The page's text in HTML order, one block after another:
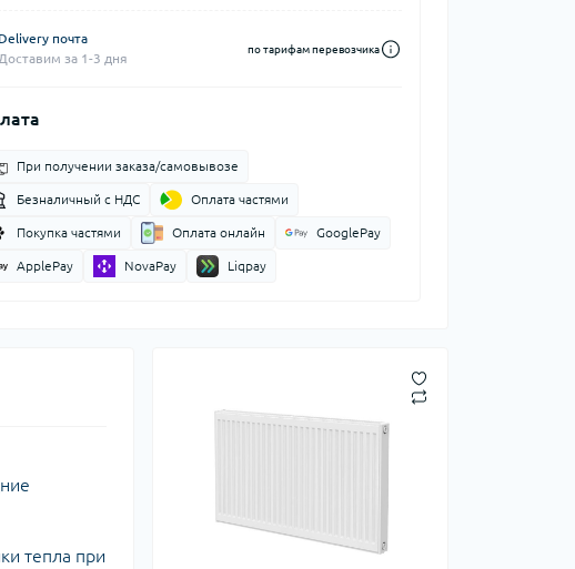
Delivery почта
Доставим за 1-3 дня
по тарифам перевозчика
При получении заказа/самовывозе
Безналичный с НДС Оплата частями
Покупка частями Оплата онлайн GooglePay
ApplePay NovaPay Liqpay
тепла при